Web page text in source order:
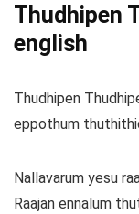
Thudhipen
english
Thudhipen
eppothum
Nallavarum yesu
Raajan ennalum